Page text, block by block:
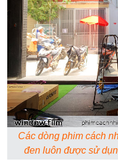
Các dòng phim cách
đen luôn được sử